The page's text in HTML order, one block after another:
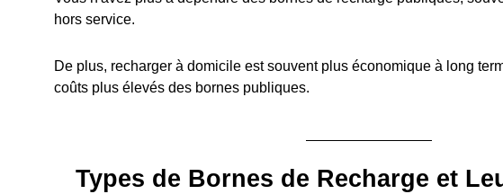
hors service.
De plus, recharger à domicile est souvent plus économique à long
coûts plus élevés des bornes publiques.
Types de Bornes de Recharge et